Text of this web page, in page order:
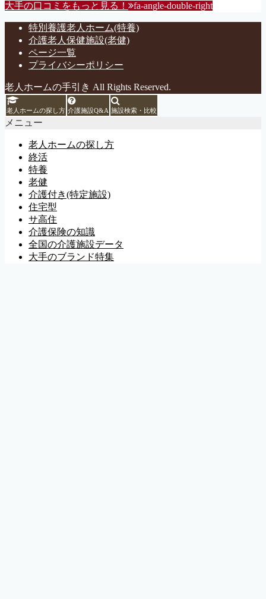
大手の口コミをもっと見る！ fa-angle-double-right
特別養護老人ホーム(特養)
介護老人保健施設(老健)
ページ一覧
プライバシーポリシー
老人ホームの手引き All Rights Reserved.
老人ホームの探し方 介護施設Q&A 施設検索・比較
メニュー
老人ホームの探し方
終活
特養
老健
介護付き(特定施設)
住宅型
サ高住
介護保険の知識
全国の介護施設データ
大手のブランド特集